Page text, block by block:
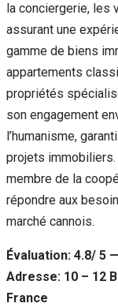
la conciergerie, les
assurant une
gamme de biens
appartements
propriétés
son engagement
l’humanisme,
projets
membre de la
répondre aux
marché cannois.
Évaluation: 4.8/ 5
Adresse: 10 – 12
France